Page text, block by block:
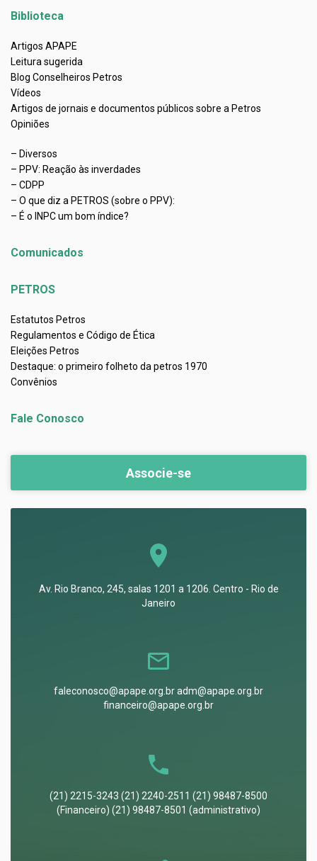
Biblioteca
Artigos APAPE
Leitura sugerida
Blog Conselheiros Petros
Vídeos
Artigos de jornais e documentos públicos sobre a Petros
Opiniões
– Diversos
– PPV: Reação às inverdades
– CDPP
– O que diz a PETROS (sobre o PPV):
– É o INPC um bom índice?
Comunicados
PETROS
Estatutos Petros
Regulamentos e Código de Ética
Eleições Petros
Destaque: o primeiro folheto da petros 1970
Convênios
Fale Conosco
Associe-se
Av. Rio Branco, 245, salas 1201 a 1206. Centro - Rio de
Janeiro
faleconosco@apape.org.br adm@apape.org.br
financeiro@apape.org.br
(21) 2215-3243 (21) 2240-2511 (21) 98487-8500
(Financeiro) (21) 98487-8501 (administrativo)